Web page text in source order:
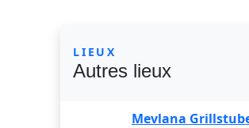
LIEUX
Autres lieux
Mevlana